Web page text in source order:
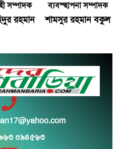
সম্পাদক
রহমান
ব্যবস্হাপনা সম্পাদক
শামসুর রহমান বকুল
০৯৪৫৬৩